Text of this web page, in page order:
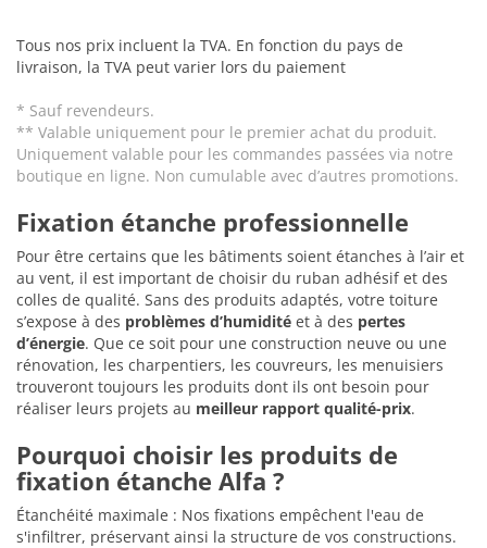
Tous nos prix incluent la TVA. En fonction du pays de
livraison, la TVA peut varier lors du paiement
* Sauf revendeurs.
** Valable uniquement pour le premier achat du produit.
Uniquement valable pour les commandes passées via notre
boutique en ligne. Non cumulable avec d’autres promotions.
Fixation étanche professionnelle
Pour être certains que les bâtiments soient étanches à l’air et
au vent, il est important de choisir du ruban adhésif et des
colles de qualité. Sans des produits adaptés, votre toiture
s’expose à des problèmes d’humidité et à des pertes
d’énergie. Que ce soit pour une construction neuve ou une
rénovation, les charpentiers, les couvreurs, les menuisiers
trouveront toujours les produits dont ils ont besoin pour
réaliser leurs projets au meilleur rapport qualité-prix.
Pourquoi choisir les produits de
fixation étanche Alfa ?
Étanchéité maximale : Nos fixations empêchent l'eau de
s'infiltrer, préservant ainsi la structure de vos constructions.